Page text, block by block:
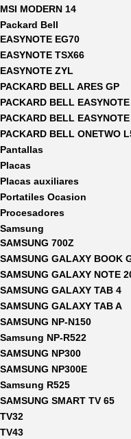
MSI MODERN 14
Packard Bell
EASYNOTE EG70
EASYNOTE TSX66
EASYNOTE ZYL
PACKARD BELL ARES GP
PACKARD BELL
PACKARD BELL
PACKARD BELL ONETWO
Pantallas
Placas
Placas auxiliares
Portatiles Ocasion
Procesadores
Samsung
SAMSUNG 700Z
SAMSUNG GALAXY BOOK
SAMSUNG GALAXY NOTE
SAMSUNG GALAXY TAB 4
SAMSUNG GALAXY TAB A
SAMSUNG NP-N150
Samsung NP-R522
SAMSUNG NP300
SAMSUNG NP300E
Samsung R525
SAMSUNG SMART TV 65
TV32
TV43